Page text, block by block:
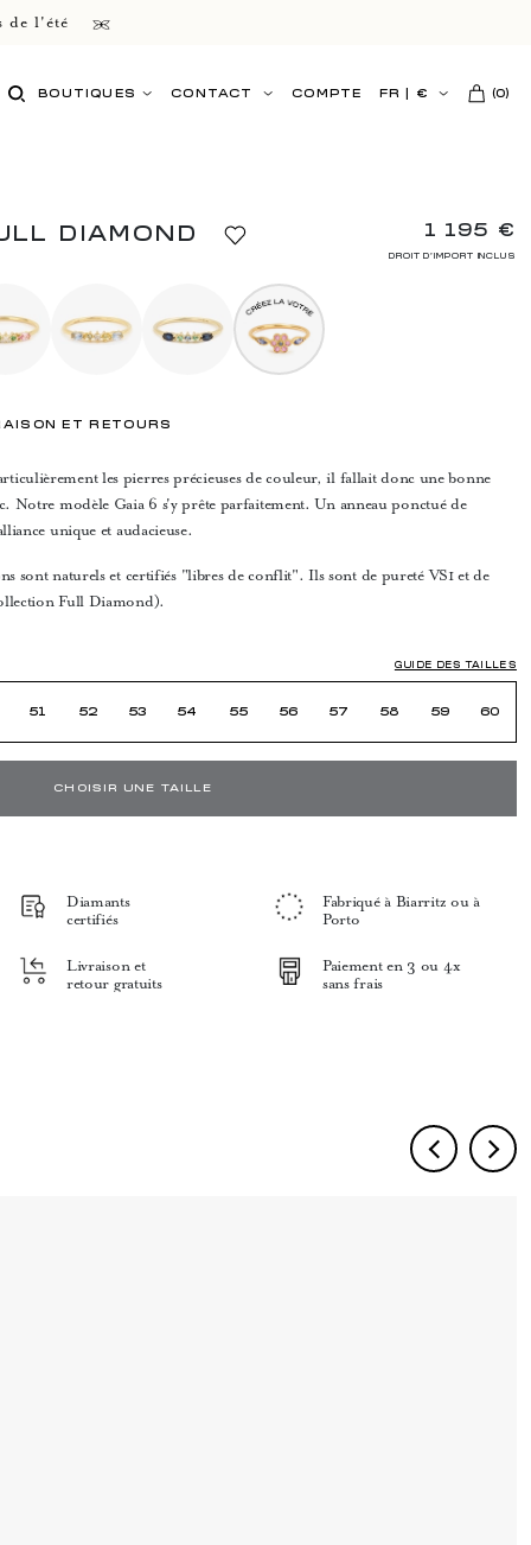
de l'été
BOUTIQUES CONTACT COMPTE FR € (0)
DIAMOND 1 195 €
DROIT D'IMPORT INCLUS
ET RETOURS
les pierres précieuses de couleur, il fallait donc une bonne
Notre modèle Gaia 6 s'y prête parfaitement. Un anneau ponctué de
unique et audacieuse.
sont naturels et certifiés "libres de conflit". Ils sont de pureté VS1 et de
Full Diamond).
GUIDE DES TAILLES
51 52 53 54 55 56 57 58 59 60
CHOISIR UNE TAILLE
Diamants
certifiés
Fabriqué à Biarritz ou à
Porto
Livraison et
retour gratuits
Paiement en 3 ou 4x
sans frais